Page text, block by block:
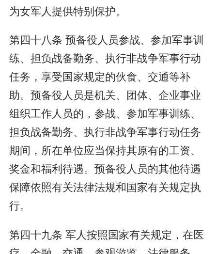
为女军人提供特别保护。
第四十八条 预备役人员参战、参加军事训
练、担负战备勤务、执行非战争军事行动
任务，享受国家规定的伙食、交通等补
助。预备役人员是机关、团体、企业事业
组织工作人员的，参战、参加军事训练、
担负战备勤务、执行非战争军事行动任务
期间，所在单位应当保持其原有的工资、
奖金和福利待遇。预备役人员的其他待遇
保障依照有关法律法规和国家有关规定执
行。
第四十九条 军人按照国家有关规定，在医